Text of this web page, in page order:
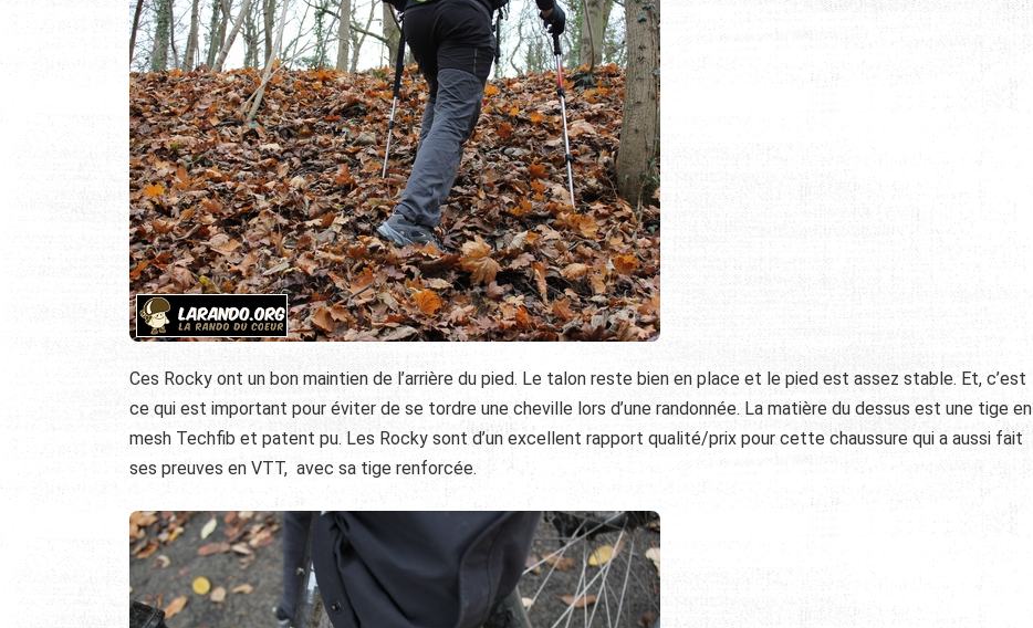
Ces Rocky ont un bon maintien de l’arrière du pied. Le talon reste bien en place et le pied est assez stable. Et, c’est
ce qui est important pour éviter de se tordre une cheville lors d’une randonnée. La matière du dessus est une tige en
mesh Techfib et patent pu. Les Rocky sont d’un excellent rapport qualité/prix pour cette chaussure qui a aussi fait
ses preuves en VTT, avec sa tige renforcée.